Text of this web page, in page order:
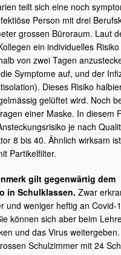
teilt sich eine noch
Person mit drei
grossen Büroraum. Laut
ein individuelles
von zwei Tagen
Symptome auf, und der
Dieses Risiko
gelüftet wird. Noch
einer Maske. In diesem
je nach
8 bis 40. Ähnlich wirksam
Partikelfilter.
gilt gegenwärtig dem
in Schulklassen. Zwar
und weniger heftig an Covid-
können sich aber beim
und das Virus
Schulzimmer mit 24